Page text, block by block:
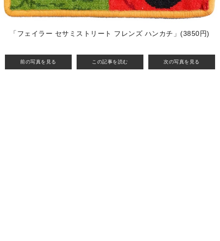
前の写真を見る この記事を読む 次の写真を見る
「フェイラー セサミストリート フレンズ ハンカチ」(3850円)